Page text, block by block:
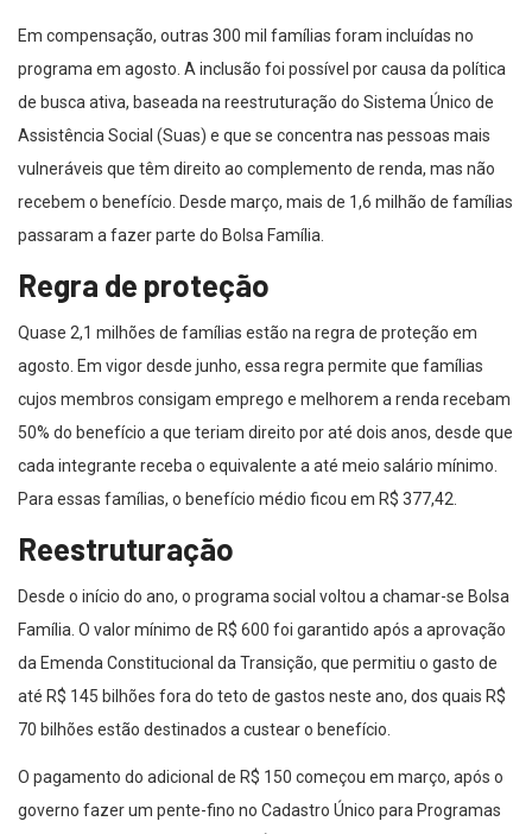
Em compensação, outras 300 mil famílias foram incluídas no
programa em agosto. A inclusão foi possível por causa da política
de busca ativa, baseada na reestruturação do Sistema Único de
Assistência Social (Suas) e que se concentra nas pessoas mais
vulneráveis que têm direito ao complemento de renda, mas não
recebem o benefício. Desde março, mais de 1,6 milhão de famílias
passaram a fazer parte do Bolsa Família.
Regra de proteção
Quase 2,1 milhões de famílias estão na regra de proteção em
agosto. Em vigor desde junho, essa regra permite que famílias
cujos membros consigam emprego e melhorem a renda recebam
50% do benefício a que teriam direito por até dois anos, desde que
cada integrante receba o equivalente a até meio salário mínimo.
Para essas famílias, o benefício médio ficou em R$ 377,42.
Reestruturação
Desde o início do ano, o programa social voltou a chamar-se Bolsa
Família. O valor mínimo de R$ 600 foi garantido após a aprovação
da Emenda Constitucional da Transição, que permitiu o gasto de
até R$ 145 bilhões fora do teto de gastos neste ano, dos quais R$
70 bilhões estão destinados a custear o benefício.
O pagamento do adicional de R$ 150 começou em março, após o
governo fazer um pente-fino no Cadastro Único para Programas